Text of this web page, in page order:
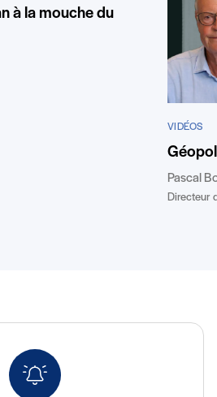
à la mouche du
VIDÉOS
Pascal
Directeur